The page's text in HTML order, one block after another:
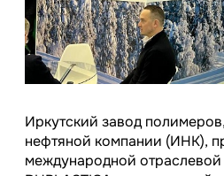
Иркутский завод
нефтяной компании (ИНК),
международной